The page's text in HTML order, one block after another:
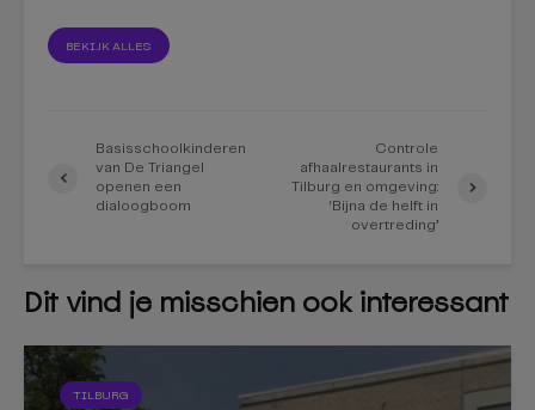
BEKIJK ALLES
Basisschoolkinderen
van De Triangel
openen een
dialoogboom
Controle
afhaalrestaurants in
Tilburg en omgeving:
‘Bijna de helft in
overtreding’
Dit vind je misschien ook interessant
TILBURG